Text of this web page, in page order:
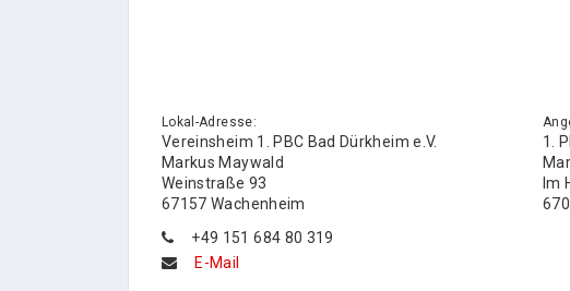
Lokal-Adresse:
Vereinsheim 1. PBC Bad Dürkheim e.V.
Markus Maywald
Weinstraße 93
67157 Wachenheim
+49 151 684 80 319
E-Mail
1.
Im